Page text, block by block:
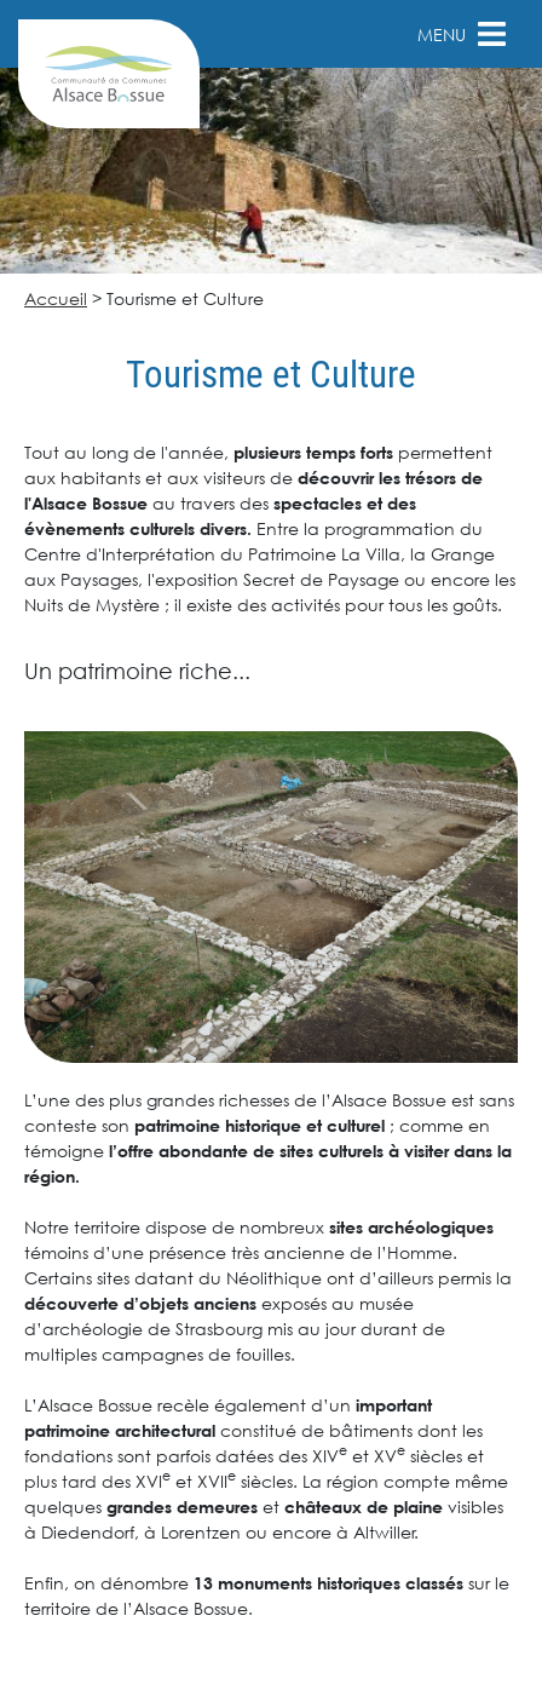
MENU
Accueil > Tourisme et Culture
Tourisme et Culture
Tout au long de l'année, plusieurs temps forts permettent
aux habitants et aux visiteurs de découvrir les trésors de
l'Alsace Bossue au travers des spectacles et des
évènements culturels divers. Entre la programmation du
Centre d'Interprétation du Patrimoine La Villa, la Grange
aux Paysages, l'exposition Secret de Paysage ou encore les
Nuits de Mystère ; il existe des activités pour tous les goûts.
Un patrimoine riche...
L’une des plus grandes richesses de l’Alsace Bossue est sans
conteste son patrimoine historique et culturel ; comme en
témoigne l’offre abondante de sites culturels à visiter dans la
région.
Notre territoire dispose de nombreux sites archéologiques
témoins d’une présence très ancienne de l’Homme.
Certains sites datant du Néolithique ont d’ailleurs permis la
découverte d’objets anciens exposés au musée
d’archéologie de Strasbourg mis au jour durant de
multiples campagnes de fouilles.
L’Alsace Bossue recèle également d’un important
patrimoine architectural constitué de bâtiments dont les
fondations sont parfois datées des XIVe et XVe siècles et
plus tard des XVIe et XVIIe siècles. La région compte même
quelques grandes demeures et châteaux de plaine visibles
à Diedendorf, à Lorentzen ou encore à Altwiller.
Enfin, on dénombre 13 monuments historiques classés sur le
territoire de l’Alsace Bossue.